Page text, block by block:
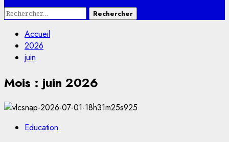
Rechercher :
Accueil
2026
juin
Mois :juin 2026
Education